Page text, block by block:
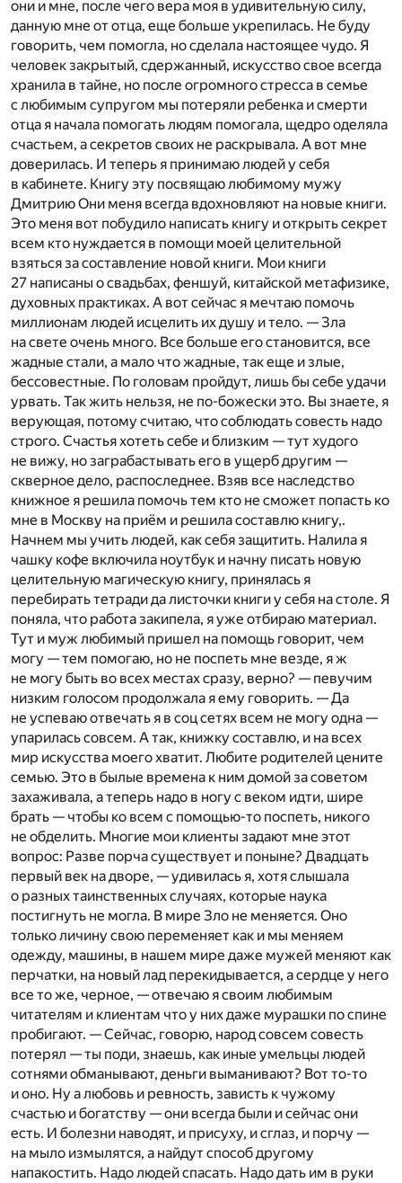
они и мне, после чего вера моя в удивительную силу,
данную мне от отца, еще больше укрепилась. Не буду
говорить, чем помогла, но сделала настоящее чудо. Я
человек закрытый, сдержанный, искусство свое всегда
хранила в тайне, но после огромного стресса в семье
с любимым супругом мы потеряли ребенка и смерти
отца я начала помогать людям помогала, щедро оделяла
счастьем, а секретов своих не раскрывала. А вот мне
доверилась. И теперь я принимаю людей у себя
в кабинете. Книгу эту посвящаю любимому мужу
Дмитрию Они меня всегда вдохновляют на новые книги.
Это меня вот побудило написать книгу и открыть секрет
всем кто нуждается в помощи моей целительной
взяться за составление новой книги. Мои книги
27 написаны о свадьбах, феншуй, китайской метафизике,
духовных практиках. А вот сейчас я мечтаю помочь
миллионам людей исцелить их душу и тело. — Зла
на свете очень много. Все больше его становится, все
жадные стали, а мало что жадные, так еще и злые,
бессовестные. По головам пройдут, лишь бы себе удачи
урвать. Так жить нельзя, не по-божески это. Вы знаете, я
верующая, потому считаю, что соблюдать совесть надо
строго. Счастья хотеть себе и близким — тут худого
не вижу, но заграбастывать его в ущерб другим —
скверное дело, распоследнее. Взяв все наследство
книжное я решила помочь тем кто не сможет попасть ко
мне в Москву на приём и решила составлю книгу,.
Начнем мы учить людей, как себя защитить. Налила я
чашку кофе включила ноутбук и начну писать новую
целительную магическую книгу, принялась я
перебирать тетради да листочки книги у себя на столе. Я
поняла, что работа закипела, я уже отбираю материал.
Тут и муж любимый пришел на помощь говорит, чем
могу — тем помогаю, но не поспеть мне везде, я ж
не могу быть во всех местах сразу, верно? — певучим
низким голосом продолжала я ему говорить. — Да
не успеваю отвечать я в соц сетях всем не могу одна —
упарилась совсем. А так, книжку составлю, и на всех
мир искусства моего хватит. Любите родителей цените
семью. Это в былые времена к ним домой за советом
захаживала, а теперь надо в ногу с веком идти, шире
брать — чтобы ко всем с помощью-то поспеть, никого
не обделить. Многие мои клиенты задают мне этот
вопрос: Разве порча существует и поныне? Двадцать
первый век на дворе, — удивилась я, хотя слышала
о разных таинственных случаях, которые наука
постигнуть не могла. В мире Зло не меняется. Оно
только личину свою переменяет как и мы меняем
одежду, машины, в нашем мире даже мужей меняют как
перчатки, на новый лад перекидывается, а сердце у него
все то же, черное, — отвечаю я своим любимым
читателям и клиентам что у них даже мурашки по спине
пробигают. — Сейчас, говорю, народ совсем совесть
потерял — ты поди, знаешь, как иные умельцы людей
сотнями обманывают, деньги выманивают? Вот то-то
и оно. Ну а любовь и ревность, зависть к чужому
счастью и богатству — они всегда были и сейчас они
есть. И болезни наводят, и присуху, и сглаз, и порчу —
на мыло измылятся, а найдут способ другому
напакостить. Надо людей спасать. Надо дать им в руки